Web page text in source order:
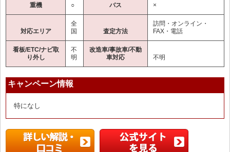
重機 ○ バス ×
対応エリア
全
国
査定方法
訪問・オンライン・
FAX・電話
看板/ETC/ナビ取
り外し
不
明
改造車/事故車/不動
車対応
不明
キャンペーン情報
特になし